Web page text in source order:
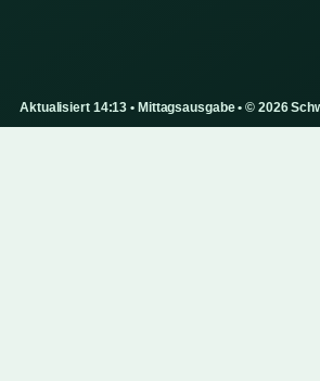
Aktualisiert 14:13 • Mittagsausgabe • © 2026